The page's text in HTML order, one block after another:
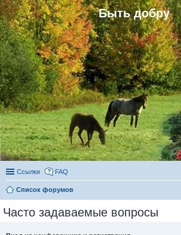
Быть добру
Ссылки FAQ
Список форумов
Часто задаваемые вопросы